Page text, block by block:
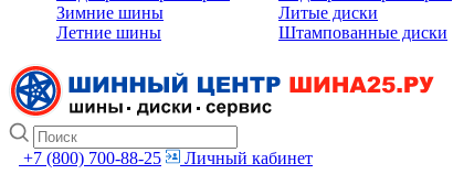
Зимние шины
Летние шины
Литые диски
Штампованные диски
+7 (800) 700-88-25
Личный кабинет